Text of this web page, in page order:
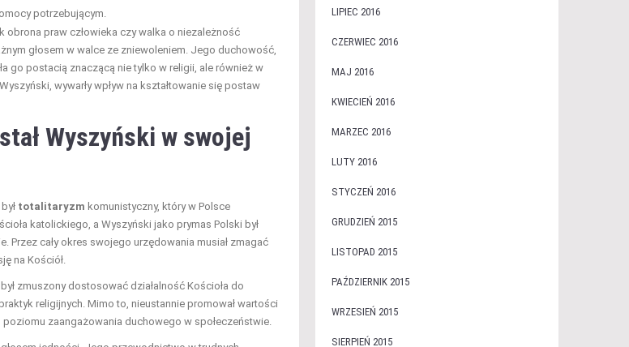
potrzebującym.
obrona praw człowieka czy walka o niezależność
głosem w walce ze zniewoleniem. Jego duchowość,
go postacią znaczącą nie tylko w religii, ale również w
wywarły wpływ na kształtowanie się postaw
Wyszyński w swojej
totalitaryzm komunistyczny, który w Polsce
katolickiego, a Wyszyński jako prymas Polski był
cały okres swojego urzędowania musiał zmagać
na Kościół.
zmuszony dostosować działalność Kościoła do
religijnych. Mimo to, nieustannie promował wartości
zaangażowania duchowego w społeczeństwie.
LIPIEC 2016
CZERWIEC 2016
MAJ 2016
KWIECIEŃ 2016
MARZEC 2016
LUTY 2016
STYCZEŃ 2016
GRUDZIEŃ 2015
LISTOPAD 2015
PAŹDZIERNIK 2015
WRZESIEŃ 2015
SIERPIEŃ 2015